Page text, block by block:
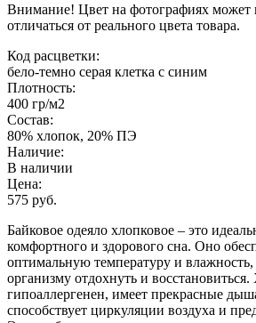
Внимание! Цвет на фотографиях может
отличаться от реального цвета товара.
Код расцветки:
бело-темно серая клетка с синим
Плотность:
400 гр/м2
Состав:
80% хлопок, 20% ПЭ
Наличие:
В наличии
Цена:
575 руб.
Байковое одеяло хлопковое – это
комфортного и здорового сна. Оно
оптимальную температуру и
организму отдохнуть и
гипоаллергенен, имеет прекрасные
способствует циркуляции воздуха и